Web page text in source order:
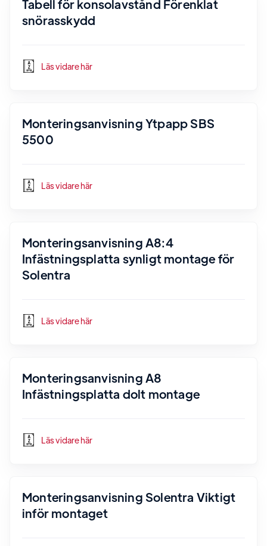
Tabell för konsolavstånd Förenklat
snörasskydd
Läs vidare här
Monteringsanvisning Ytpapp SBS
5500
Läs vidare här
Monteringsanvisning A8:4
Infästningsplatta synligt montage för
Solentra
Läs vidare här
Monteringsanvisning A8
Infästningsplatta dolt montage
Läs vidare här
Monteringsanvisning Solentra Viktigt
inför montaget